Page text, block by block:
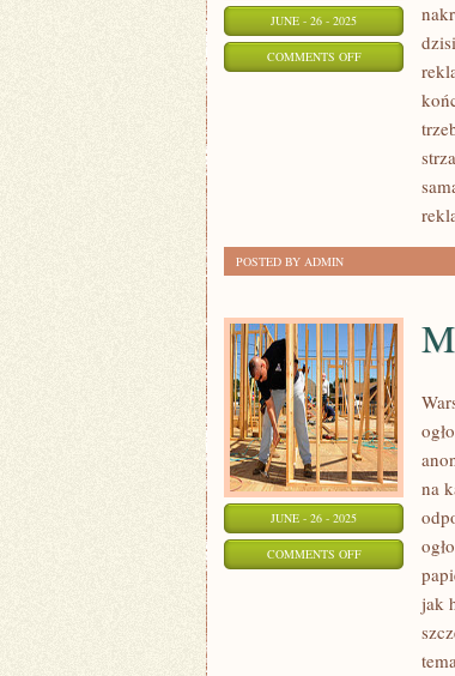
JUNE - 26 - 2025
COMMENTS OFFON
POSTED BY ADMIN
JUNE - 26 - 2025
COMMENTS OFFON
MATERIAŁY
PRZEWODZĄCE
na
jak